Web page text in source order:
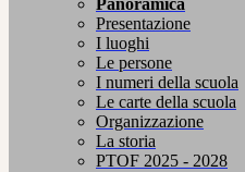
Panoramica
Presentazione
I luoghi
Le persone
I numeri della scuola
Le carte della scuola
Organizzazione
La storia
PTOF 2025 - 2028